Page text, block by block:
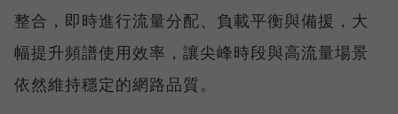
整合，即時進行流量分配、負載平衡與備援，大
幅提升頻譜使用效率，讓尖峰時段與高流量場景
依然維持穩定的網路品質。